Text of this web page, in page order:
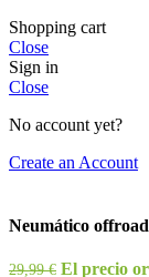
Shopping cart
Close
Sign in
Close
No account yet?
Create an Account
Neumático
29,99€ El precio